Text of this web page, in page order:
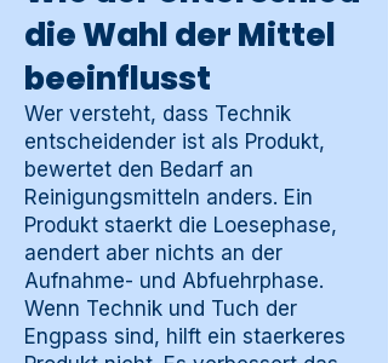
die Wahl der Mittel
beeinflusst
Wer versteht, dass Technik
entscheidender ist als Produkt,
bewertet den Bedarf an
Reinigungsmitteln anders. Ein
Produkt staerkt die Loesephase,
aendert aber nichts an der
Aufnahme- und Abfuehrphase.
Wenn Technik und Tuch der
Engpass sind, hilft ein staerkeres